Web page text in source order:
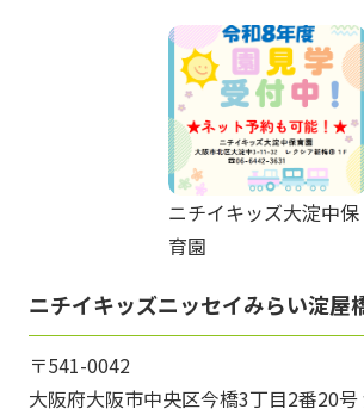
ニチイキッズ大淀中保
育園
ニチイキッズニッセイみらい淀屋
〒541-0042
大阪府大阪市中央区今橋3丁目2番20